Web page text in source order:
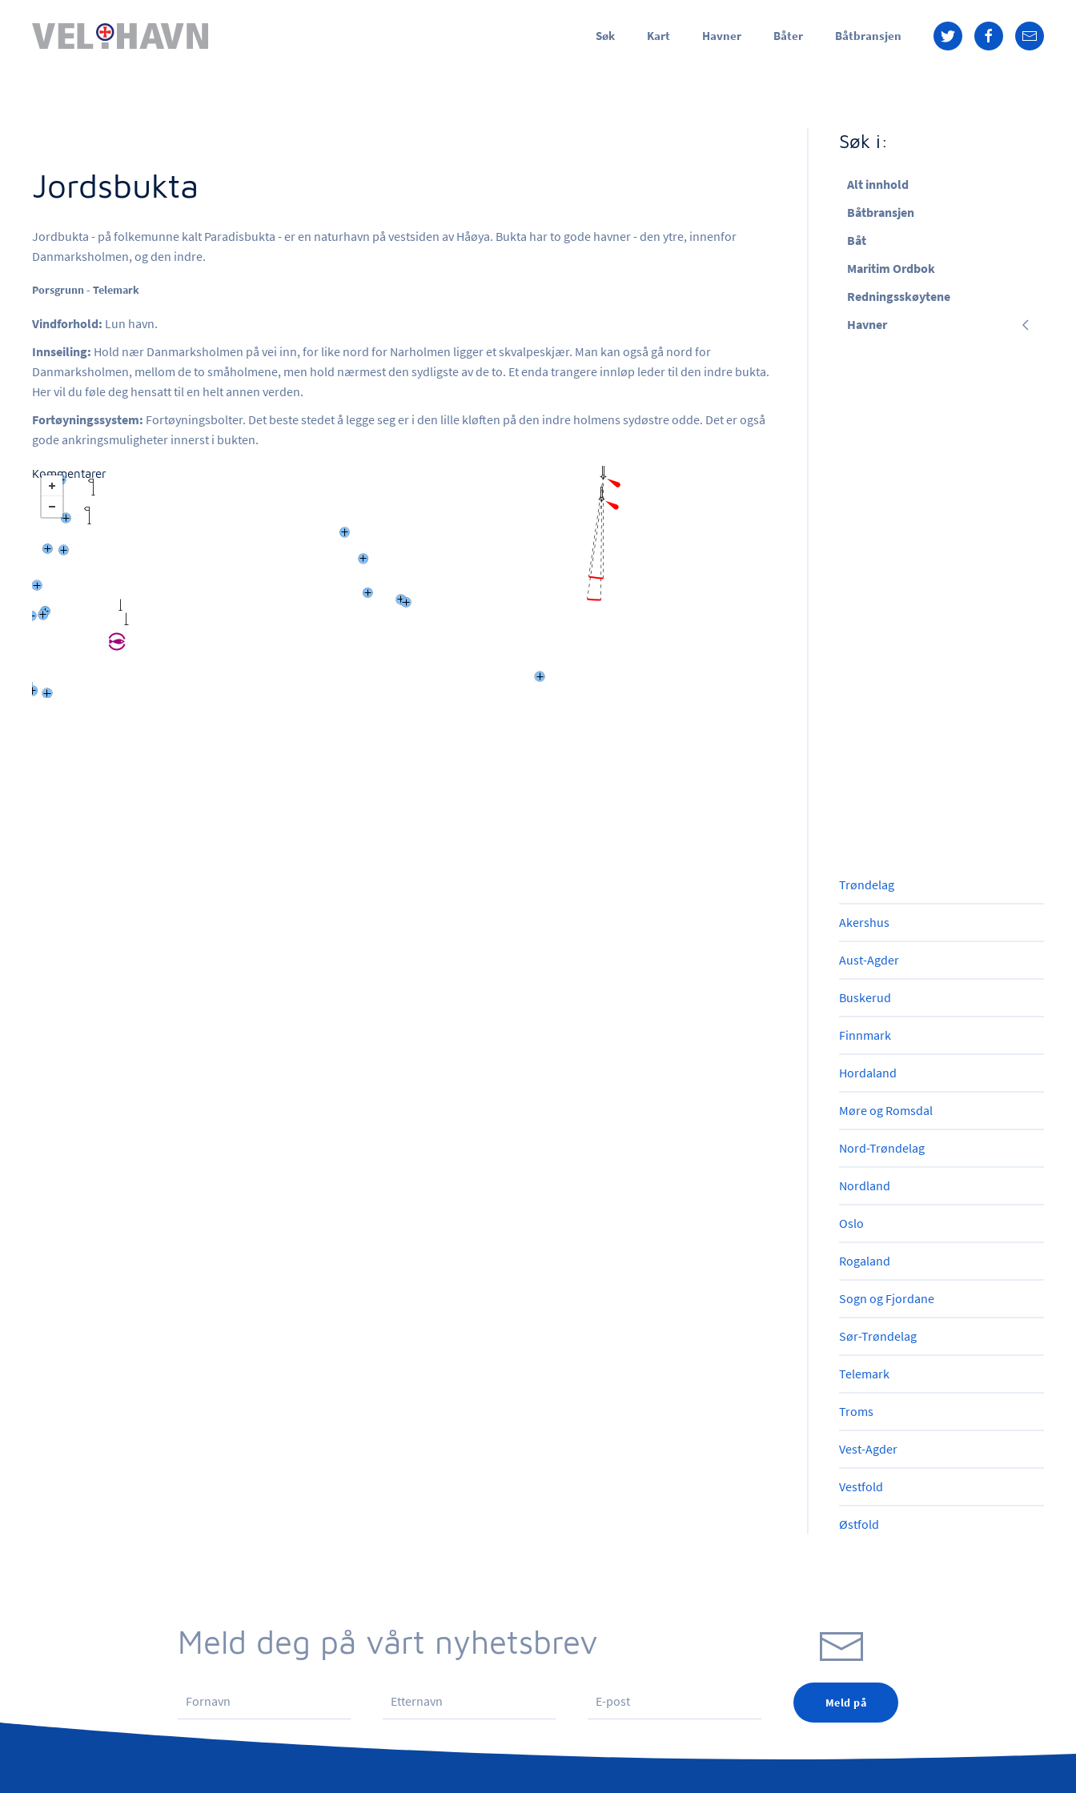
Søk Kart Havner Båter Båtbransjen
Jordsbukta
Jordbukta - på folkemunne kalt Paradisbukta - er en naturhavn på vestsiden av Håøya. Bukta har to gode havner - den ytre, innenfor
Danmarksholmen, og den indre.
Porsgrunn - Telemark
Vindforhold: Lun havn.
Innseiling: Hold nær Danmarksholmen på vei inn, for like nord for Narholmen ligger et skvalpeskjær. Man kan også gå nord for
Danmarksholmen, mellom de to småholmene, men hold nærmest den sydligste av de to. Et enda trangere innløp leder til den indre bukta.
Her vil du føle deg hensatt til en helt annen verden.
Fortøyningssystem: Fortøyningsbolter. Det beste stedet å legge seg er i den lille kløften på den indre holmens sydøstre odde. Det er også
gode ankringsmuligheter innerst i bukten.
Kommentarer
Søk i:
Alt innhold
Båtbransjen
Båt
Maritim Ordbok
Redningsskøytene
Havner
Trøndelag
Akershus
Aust-Agder
Buskerud
Finnmark
Hordaland
Møre og Romsdal
Nord-Trøndelag
Nordland
Oslo
Rogaland
Sogn og Fjordane
Sør-Trøndelag
Telemark
Troms
Vest-Agder
Vestfold
Østfold
Meld deg på vårt nyhetsbrev
Meld på